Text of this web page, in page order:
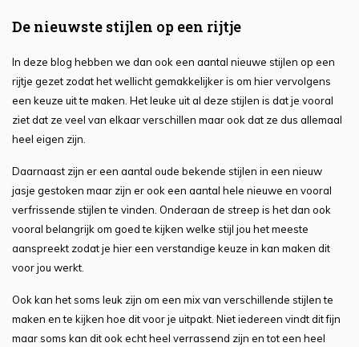
De nieuwste stijlen op een rijtje
In deze blog hebben we dan ook een aantal nieuwe stijlen op een
rijtje gezet zodat het wellicht gemakkelijker is om hier vervolgens
een keuze uit te maken. Het leuke uit al deze stijlen is dat je vooral
ziet dat ze veel van elkaar verschillen maar ook dat ze dus allemaal
heel eigen zijn.
Daarnaast zijn er een aantal oude bekende stijlen in een nieuw
jasje gestoken maar zijn er ook een aantal hele nieuwe en vooral
verfrissende stijlen te vinden. Onderaan de streep is het dan ook
vooral belangrijk om goed te kijken welke stijl jou het meeste
aanspreekt zodat je hier een verstandige keuze in kan maken dit
voor jou werkt.
Ook kan het soms leuk zijn om een mix van verschillende stijlen te
maken en te kijken hoe dit voor je uitpakt. Niet iedereen vindt dit fijn
maar soms kan dit ook echt heel verrassend zijn en tot een heel